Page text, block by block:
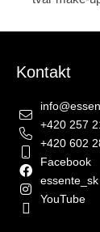
Kontakt
info@
+420 257
+420 602
Facebook
essente_sk
YouTube